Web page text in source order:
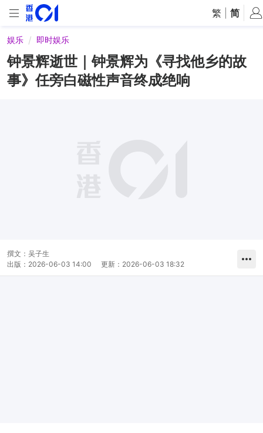
繁 简
娱乐 即时娱乐
钟景辉逝世｜钟景辉为《寻找他乡的故
事》任旁白磁性声音终成绝响
撰文： 吴子生
出版： 2026-06-03 14:00 更新： 2026-06-03 18:32